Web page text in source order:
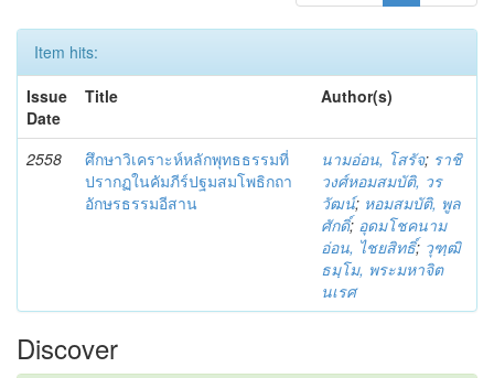
Item hits:
Issue
Date
Title Author(s)
2558
ศึกษาวิเคราะห์หลักพุทธธรรมที่
ปรากฏในคัมภีร์ปฐมสมโพธิกถา
อักษรธรรมอีสาน
นามอ่อน, โสรัจ; ราชิ
วงศ์หอมสมบัติ, วร
วัฒน์; หอมสมบัติ, พูล
ศักดิ์; อุดมโชคนาม
อ่อน, ไชยสิทธิ์; วุฑฺฒิ
ธมฺโม, พระมหาจิต
นเรศ
Discover